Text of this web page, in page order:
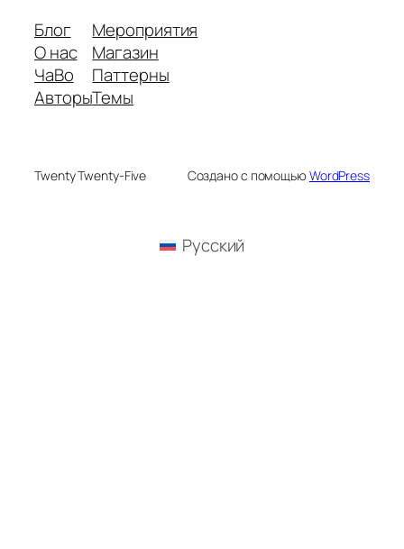
Блог
О нас
ЧаВо
Авторы
Мероприятия
Магазин
Паттерны
Темы
Twenty Twenty-Five Создано с помощьюWordPress
Русский